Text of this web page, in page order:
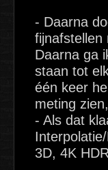
- Daarna
fijnafstellen
Daarna ga
staan tot
één keer
meting
- Als dat
3D, 4K